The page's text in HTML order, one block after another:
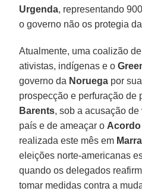
Urgenda, representando
o governo não os protegia
Atualmente, uma coalizão
ativistas, indígenas e o
governo da Noruega por
prospecção e perfuração de
Barents, sob a acusação
país e de ameaçar o
realizada este mês em
eleições norte-americanas
quando os delegados
tomar medidas contra a